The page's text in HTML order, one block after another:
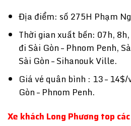
Địa điểm: số 275H Phạm
Thời gian xuất bến: 07h,
đi Sài Gòn – Phnom Penh,
Sài Gòn – Sihanouk Ville.
Giá vé quân bình : 13 –
Gòn – Phnom Penh.
Xe khách Long Phương top